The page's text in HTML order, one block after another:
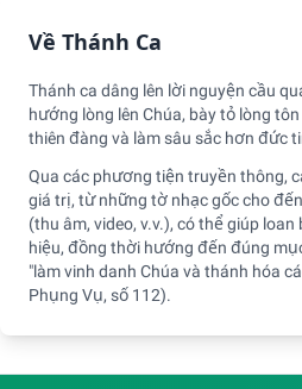
Về Thánh Ca
Thánh ca dâng lên lời nguyện cầu
hướng lòng lên Chúa, bày tỏ lòng
thiên đàng và làm sâu sắc hơn đức
Qua các phương tiện truyền thông,
giá trị, từ những tờ nhạc gốc cho
(thu âm, video, v.v.), có thể giúp
hiệu, đồng thời hướng đến đúng
"làm vinh danh Chúa và thánh hóa
Phụng Vụ, số 112).